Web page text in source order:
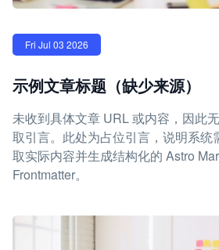
Fri Jul 03 2026
示例文章标题（缺少来源）
未收到具体文章 URL 或内容，因此
取引言。此处为占位引言，说明系统
取实际内容并生成结构化的 Astro
Frontmatter。